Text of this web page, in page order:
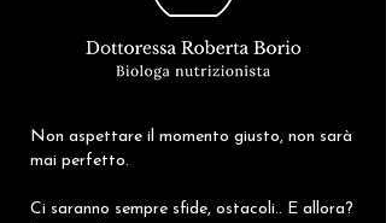
Non aspettare il momento giusto, non sarà
mai perfetto.
Ci saranno sempre sfide, ostacoli.. E allora?